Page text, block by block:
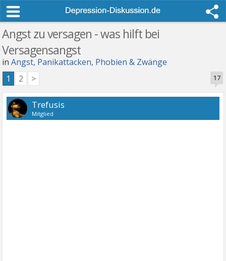
Angst zu versagen - was hilft bei
Versagensangst
inAngst, Panikattacken, Phobien & Zwänge
17
1 2 >
Trefusis
Mitglied